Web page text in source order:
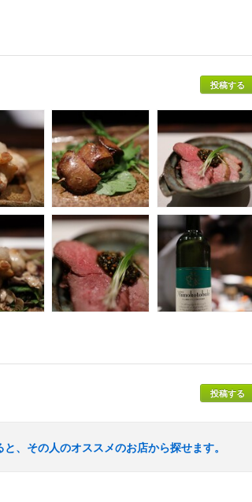
投稿する
投稿する
、その人のオススメのお店から探せます。